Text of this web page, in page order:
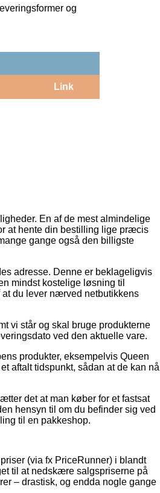
og
Link
En af de mest almindelige
at hente din bestilling lige præcis
gange også den billigste
adresse. Denne er beklageligvis
mindst kostelige løsning til
at du lever nærved netbutikkens
vi står og skal bruge produkterne
ved den aktuelle vare.
produkter, eksempelvis Queen
aftalt tidspunkt, sådan at de kan nå
det at man køber for et fastsat
hensyn til om du befinder sig ved
til en pakkeshop.
(via fx PriceRunner) i blandt
til at nedskære salgspriserne på
– drastisk, og endda nogle gange